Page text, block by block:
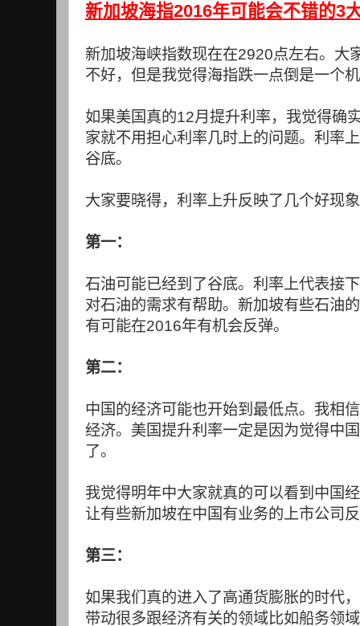
新加坡海指2016年可能会不错的3
新加坡海峡指数现在在2920点左右。大
不好，但是我觉得海指跌一点倒是一个
如果美国真的12月提升利率，我觉得确
家就不用担心利率几时上的问题。利率
谷底。
大家要晓得，利率上升反映了几个好现
第一：
石油可能已经到了谷底。利率上代表接
对石油的需求有帮助。新加坡有些石油
有可能在2016年有机会反弹。
第二：
中国的经济可能也开始到最低点。我相
经济。美国提升利率一定是因为觉得中
了。
我觉得明年中大家就真的可以看到中国
让有些新加坡在中国有业务的上市公司
第三：
如果我们真的进入了高通货膨胀的时代
带动很多跟经济有关的领域比如船务领